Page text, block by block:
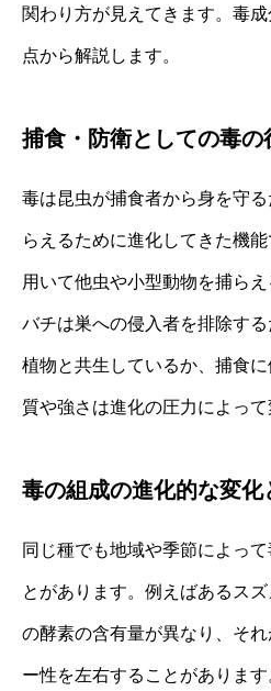
関わり方が見えてきます。毒
点から解説します。
捕食・防衛としての毒の
毒は昆虫が捕食者から身を守
らえるために進化してきた機
用いて他虫や小型動物を捕ら
バチは巣への侵入者を排除する
植物と共生しているか、捕食
質や強さは進化の圧力によって
毒の組成の進化的な変化
同じ種でも地域や季節によっ
とがあります。例えばあるス
の酵素の含有量が異なり、そ
ー性を左右することがありま